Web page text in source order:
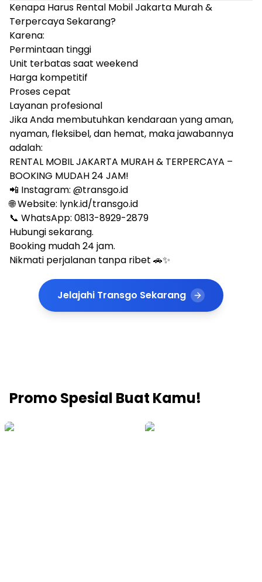
Kenapa Harus Rental Mobil Jakarta Murah &
Terpercaya Sekarang?
Karena:
Permintaan tinggi
Unit terbatas saat weekend
Harga kompetitif
Proses cepat
Layanan profesional
Jika Anda membutuhkan kendaraan yang aman,
nyaman, fleksibel, dan hemat, maka jawabannya
adalah:
RENTAL MOBIL JAKARTA MURAH & TERPERCAYA –
BOOKING MUDAH 24 JAM!
📲 Instagram: @transgo.id
🌐 Website: lynk.id/transgo.id
📞 WhatsApp: 0813-8929-2879
Hubungi sekarang.
Booking mudah 24 jam.
Nikmati perjalanan tanpa ribet 🚗✨
Jelajahi Transgo Sekarang
Promo Spesial Buat Kamu!